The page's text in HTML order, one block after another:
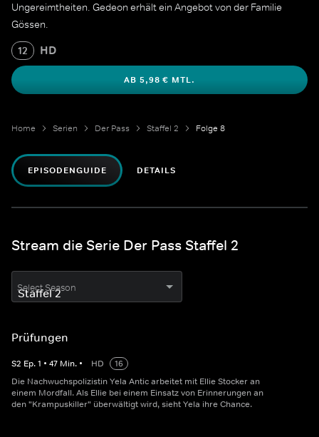
Ungereimtheiten. Gedeon erhält ein Angebot von der Familie
Gössen.
12 HD
AB 5,98 € MTL.
Home Serien Der Pass Staffel 2 Folge 8
EPISODENGUIDE DETAILS
Stream die Serie Der Pass Staffel 2
Select Season
Prüfungen
S2 Ep.1 • 47 Min. • HD
16
Die Nachwuchspolizistin Yela Antic arbeitet mit Ellie Stocker an
einem Mordfall. Als Ellie bei einem Einsatz von Erinnerungen an
den "Krampuskiller" überwältigt wird, sieht Yela ihre Chance.